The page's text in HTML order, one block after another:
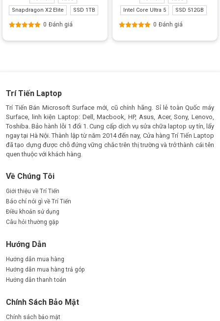
– Giao hàng tận nơi – Nhận hàng, kiểm tra trước khi thanh toán.
– Hỗ trợ trả góp qua thẻ tín dụng hoặc CCCD, bằng lái xe: thủ
mua Surface Pro 12 chính hãng với giá ưu đãi cùng nhiều
phần quà hấp dẫn.
Snapdragon X2 Elite
SSD 1TB
0 Đánh giá
Intel Core Ultra 5
SSD 512GB
0 Đánh giá
Trí Tiến Laptop
Trí Tiến Bán Microsoft Surface mới, cũ chính hãng. Sỉ lẻ toàn Quốc máy
Surface, linh kiện Laptop: Dell, Macbook, HP, Asus, Acer, Sony, Lenovo,
Toshiba. Bảo hành lỗi 1 đổi 1. Cung cấp dịch vụ sửa chữa laptop uy tín, lấy
ngay tại Hà Nội. Thành lập từ năm 2014 đến nay, Cửa hàng Trí Tiến Laptop
đã tạo dựng được chỗ đứng vững chắc trên thị trường và trở thành cái tên
quen thuộc với khách hàng.
Về Chúng Tôi
Giới thiệu về Trí Tiến
Báo chí nói gì về Trí Tiến
Điều khoản sử dụng
Câu hỏi thường gặp
Hướng Dẫn
Hướng dẫn mua hàng
Hướng dẫn mua hàng trả góp
Hướng dẫn thanh toán
Chính Sách Bảo Mật
Chính sách bảo mật